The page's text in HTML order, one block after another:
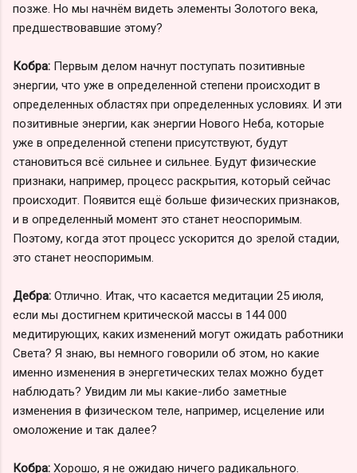
позже. Но мы начнём видеть элементы Золотого века,
предшествовавшие этому?
Кобра: Первым делом начнут поступать позитивные
энергии, что уже в определенной степени происходит в
определенных областях при определенных условиях. И эти
позитивные энергии, как энергии Нового Неба, которые
уже в определенной степени присутствуют, будут
становиться всё сильнее и сильнее. Будут физические
признаки, например, процесс раскрытия, который сейчас
происходит. Появится ещё больше физических признаков,
и в определенный момент это станет неоспоримым.
Поэтому, когда этот процесс ускорится до зрелой стадии,
это станет неоспоримым.
Дебра: Отлично. Итак, что касается медитации 25 июля,
если мы достигнем критической массы в 144 000
медитирующих, каких изменений могут ожидать работники
Света? Я знаю, вы немного говорили об этом, но какие
именно изменения в энергетических телах можно будет
наблюдать? Увидим ли мы какие-либо заметные
изменения в физическом теле, например, исцеление или
омоложение и так далее?
Кобра: Хорошо, я не ожидаю ничего радикального.